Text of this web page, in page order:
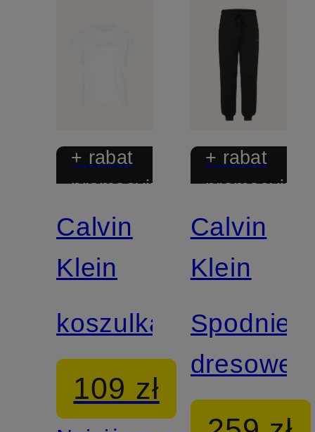
+ rabat
promocyjny
Mix &
Match
Calvin
Klein
koszulka
109 zł
+ rabat
promocyjny
Calvin
Klein
Spodnie
dresowe